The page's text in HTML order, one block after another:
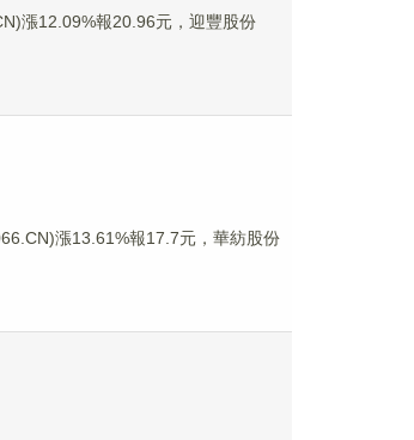
漲12.09%報20.96元，迎豐股份
漲13.61%報17.7元，華紡股份